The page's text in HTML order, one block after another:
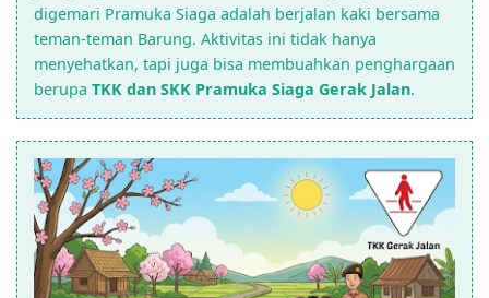
digemari Pramuka Siaga adalah berjalan kaki bersama
teman-teman Barung. Aktivitas ini tidak hanya
menyehatkan, tapi juga bisa membuahkan penghargaan
berupa TKK dan SKK Pramuka Siaga Gerak Jalan.